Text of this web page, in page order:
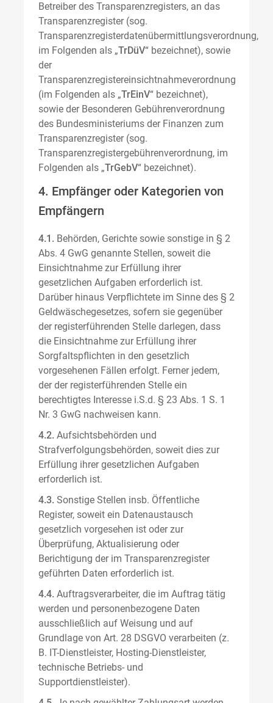
Betreiber des Transparenzregisters, an das
Transparenzregister (sog.
Transparenzregisterdatenübermittlungsverordnung,
im Folgenden als „TrDüV“ bezeichnet), sowie
der
Transparenzregistereinsichtnahmeverordnung
(im Folgenden als „TrEinV“ bezeichnet),
sowie der Besonderen Gebührenverordnung
des Bundesministeriums der Finanzen zum
Transparenzregister (sog.
Transparenzregistergebührenverordnung, im
Folgenden als „TrGebV“ bezeichnet).
4. Empfänger oder Kategorien von
Empfängern
4.1. Behörden, Gerichte sowie sonstige in § 2
Abs. 4 GwG genannte Stellen, soweit die
Einsichtnahme zur Erfüllung ihrer
gesetzlichen Aufgaben erforderlich ist.
Darüber hinaus Verpflichtete im Sinne des § 2
Geldwäschegesetzes, sofern sie gegenüber
der registerführenden Stelle darlegen, dass
die Einsichtnahme zur Erfüllung ihrer
Sorgfaltspflichten in den gesetzlich
vorgesehenen Fällen erfolgt. Ferner jedem,
der der registerführenden Stelle ein
berechtigtes Interesse i.S.d. § 23 Abs. 1 S. 1
Nr. 3 GwG nachweisen kann.
4.2. Aufsichtsbehörden und
Strafverfolgungsbehörden, soweit dies zur
Erfüllung ihrer gesetzlichen Aufgaben
erforderlich ist.
4.3. Sonstige Stellen insb. Öffentliche
Register, soweit ein Datenaustausch
gesetzlich vorgesehen ist oder zur
Überprüfung, Aktualisierung oder
Berichtigung der im Transparenzregister
geführten Daten erforderlich ist.
4.4. Auftragsverarbeiter, die im Auftrag tätig
werden und personenbezogene Daten
ausschließlich auf Weisung und auf
Grundlage von Art. 28 DSGVO verarbeiten (z.
B. IT-Dienstleister, Hosting-Dienstleister,
technische Betriebs- und
Supportdienstleister).